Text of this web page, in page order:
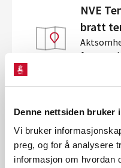
Denne nettsiden bruker
Vi bruker
preg, og for å analysere
informasjon om hvordan
NVE
bratt
OM